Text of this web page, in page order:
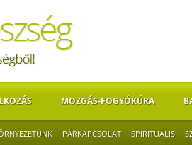
MOZGÁS-FOGYÓKÚRA
PÁRKAPCSOLAT SPIRITUÁLIS